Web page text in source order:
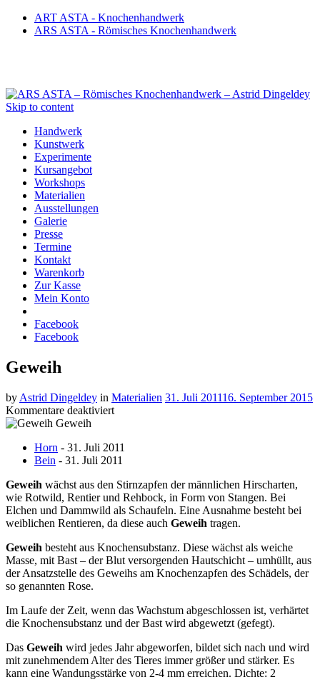
ART ASTA - Knochenhandwerk
ARS ASTA - Römisches Knochenhandwerk
Skip to content
Handwerk
Kunstwerk
Experimente
Kursangebot
Workshops
Materialien
Ausstellungen
Galerie
Presse
Termine
Kontakt
Warenkorb
Zur Kasse
Mein Konto
Facebook
Facebook
Geweih
by Astrid Dingeldey in Materialien 31. Juli 201116. September 2015
Kommentare deaktiviertfür
Geweih
Horn - 31. Juli 2011
Bein - 31. Juli 2011
Geweih wächst aus den Stirnzapfen der männlichen Hirscharten,
wie Rotwild, Rentier und Rehbock, in Form von Stangen. Bei
Elchen und Dammwild als Schaufeln. Eine Ausnahme besteht bei
weiblichen Rentieren, da diese auch Geweih tragen.
Geweih besteht aus Knochensubstanz. Diese wächst als weiche
Masse, mit Bast – der Blut versorgenden Hautschicht – umhüllt, aus
der Ansatzstelle des Geweihs am Knochenzapfen des Schädels, der
so genannten Rose.
Im Laufe der Zeit, wenn das Wachstum abgeschlossen ist, verhärtet
die Knochensubstanz und der Bast wird abgewetzt (gefegt).
Das Geweih wird jedes Jahr abgeworfen, bildet sich nach und wird
mit zunehmendem Alter des Tieres immer größer und stärker. Es
kann eine Wandungsstärke von 2-4 mm erreichen. Dichte: 2